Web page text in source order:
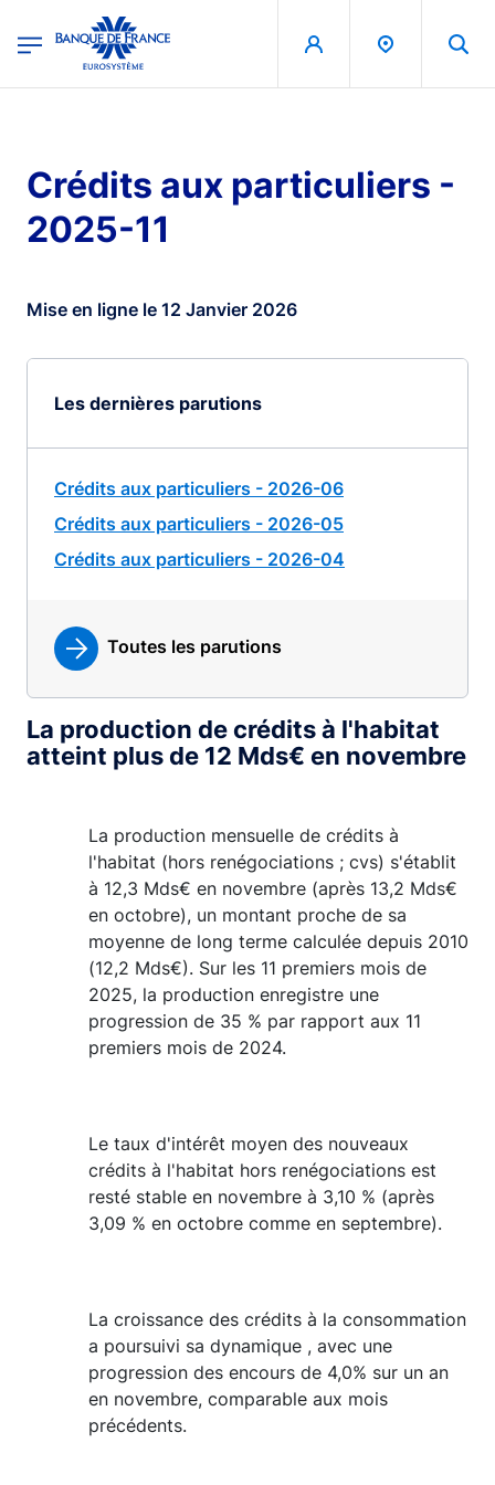
Banque de France - Menu Principal
Crédits aux particuliers -
2025-11
Mise en ligne le 12 Janvier 2026
Les dernières parutions
Crédits aux particuliers - 2026-06
Crédits aux particuliers - 2026-05
Crédits aux particuliers - 2026-04
Toutes les parutions
La production de crédits à l'habitat
atteint plus de 12 Mds€ en novembre
La production mensuelle de crédits à
l'habitat (hors renégociations ; cvs) s'établit
à 12,3 Mds€ en novembre (après 13,2 Mds€
en octobre), un montant proche de sa
moyenne de long terme calculée depuis 2010
(12,2 Mds€). Sur les 11 premiers mois de
2025, la production enregistre une
progression de 35 % par rapport aux 11
premiers mois de 2024.
Le taux d'intérêt moyen des nouveaux
crédits à l'habitat hors renégociations est
resté stable en novembre à 3,10 % (après
3,09 % en octobre comme en septembre).
La croissance des crédits à la consommation
a poursuivi sa dynamique , avec une
progression des encours de 4,0% sur un an
en novembre, comparable aux mois
précédents.